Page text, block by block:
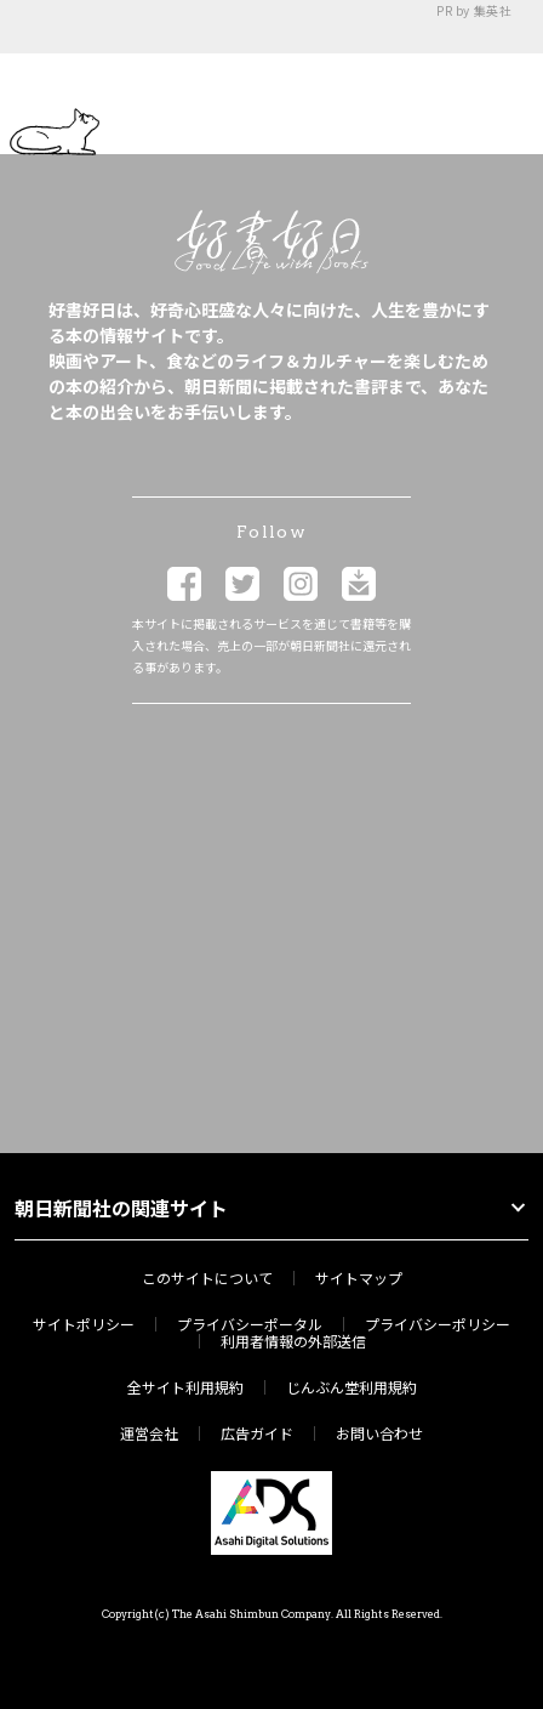
PR by 集英社
好書好日は、好奇心旺盛な人々に向けた、人生を豊かにす
る本の情報サイトです。
映画やアート、食などのライフ＆カルチャーを楽しむため
の本の紹介から、朝日新聞に掲載された書評まで、あなた
と本の出会いをお手伝いします。
Follow
本サイトに掲載されるサービスを通じて書籍等を購
入された場合、売上の一部が朝日新聞社に還元され
る事があります。
朝日新聞社の関連サイト
このサイトについて サイトマップ
サイトポリシー プライバシーポータル
プライバシーポリシー
利用者情報の外部送信
全サイト利用規約 じんぶん堂利用規約
運営会社 広告ガイド お問い合わせ
Copyright(c) The Asahi Shimbun Company. All Rights Reserved.